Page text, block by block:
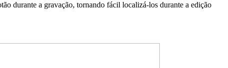
durante a gravação, tornando fácil localizá-los durante a edição